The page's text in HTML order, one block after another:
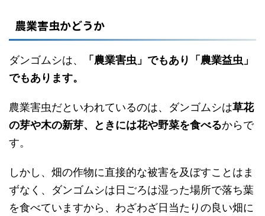
農業害虫かどうか
ダンゴムシは、
「農業害虫」でもあり「農業益虫」
でもあります。
農業害虫だといわれているのは、ダンゴムシは草花
の芽や木の新芽、ときには花や野菜を食べるからで
す。
しかし、畑の作物に直接的な被害を及ぼすことはま
ずなく、ダンゴムシは日ごろは湿った場所で落ち葉
を食べていますから、わざわざ日当たりの良い畑に